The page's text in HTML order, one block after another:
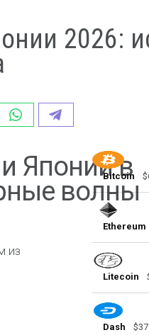
2026:
Японии в
волны
из
Bitcoin $
Ethereum
Litecoin
Dash $